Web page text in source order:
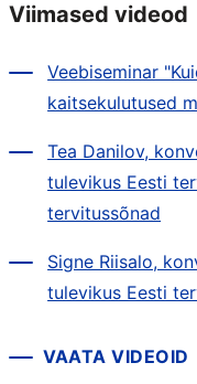
Viimased videod
Veebiseminar
kaitsekulutused
Tea Danilov,
tulevikus Eesti
tervitussõnad
Signe Riisalo,
tulevikus Eesti
VAATA VIDEOID